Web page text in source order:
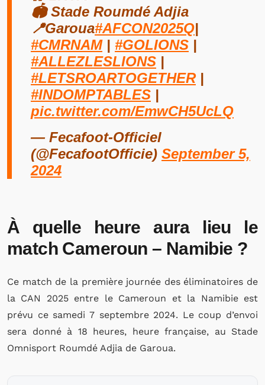
🏟️ Stade Roumdé Adjia
📍Garoua#AFCON2025Q|
#CMRNAM| #GOLIONS |
#ALLEZLESLIONS |
#LETSROARTOGETHER|
#INDOMPTABLES |
pic.twitter.com/EmwCH5UcLQ
— Fecafoot-Officiel
(@FecafootOfficie) September 5,
2024
À quelle heure aura lieu le
match Cameroun – Namibie ?
Ce match de la première journée des éliminatoires de
la CAN 2025 entre le Cameroun et la Namibie est
prévu ce samedi 7 septembre 2024. Le coup d’envoi
sera donné à 18 heures, heure française, au Stade
Omnisport Roumdé Adjia de Garoua.